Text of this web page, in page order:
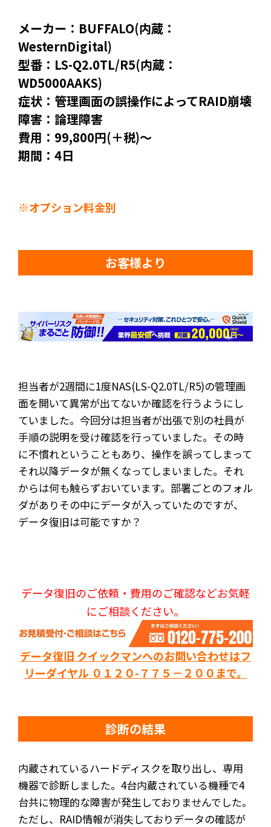
メーカー：BUFFALO(内蔵：
WesternDigital)
型番：LS-Q2.0TL/R5(内蔵：
WD5000AAKS)
症状：管理画面の誤操作によってRAID崩壊
障害：論理障害
費用：99,800円(＋税)～
期間：4日
※オプション料金別
お客様より
担当者が2週間に1度NAS(LS-Q2.0TL/R5)の管理画
面を開いて異常が出てないか確認を行うようにし
ていました。今回分は担当者が出張で別の社員が
手順の説明を受け確認を行っていました。その時
に不慣れということもあり、操作を誤ってしまって
それ以降データが無くなってしまいました。それ
からは何も触らずおいています。部署ごとのフォル
ダがありその中にデータが入っていたのですが、
データ復旧は可能ですか？
データ復旧のご依頼・費用のご確認などお気軽
にご相談ください。
データ復旧 クイックマンへのお問い合わせはフ
リーダイヤル ０１２０-７７５－２００まで。
診断の結果
内蔵されているハードディスクを取り出し、専用
機器で診断しました。4台内蔵されている機種で4
台共に物理的な障害が発生しておりませんでした。
ただし、RAID情報が消失しておりデータの確認が